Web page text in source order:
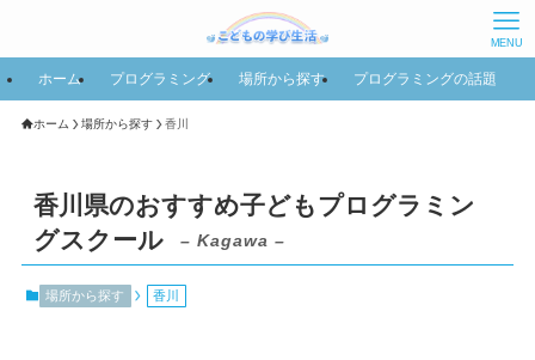
MENU
ホーム プログラミング 場所から探す プログラミングの話題
ホーム 場所から探す 香川
香川県のおすすめ子どもプログラミン
グスクール
– Kagawa –
場所から探す 香川